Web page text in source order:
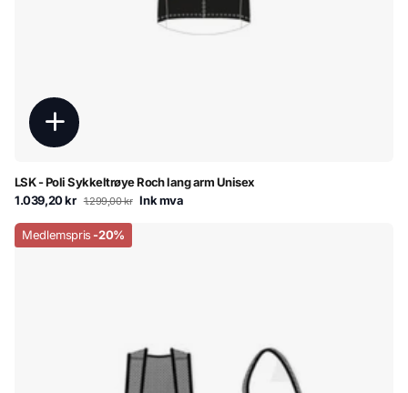
LSK - Poli Sykkeltrøye Roch lang arm Unisex
1.039,20 kr 1.299,00 kr Ink mva
Medlemspris -20%